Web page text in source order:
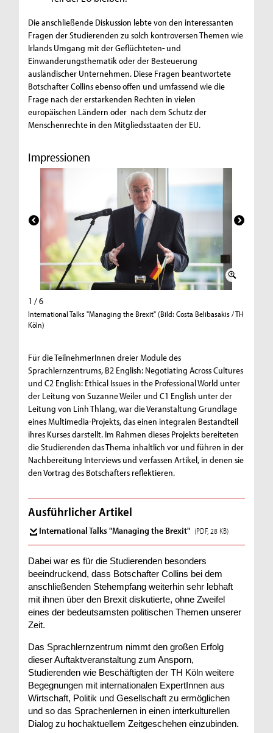
Die anschließende Diskussion lebte von den interessanten
Fragen der Studierenden zu solch kontroversen Themen wie
Irlands Umgang mit der Geflüchteten- und
Einwanderungsthematik oder der Besteuerung
ausländischer Unternehmen. Diese Fragen beantwortete
Botschafter Collins ebenso offen und umfassend wie die
Frage nach der erstarkenden Rechten in vielen
europäischen Ländern oder nach dem Schutz der
Menschenrechte in den Mitgliedsstaaten der EU.
Impressionen
1 / 6
International Talks "Managing the Brexit" (Bild: Costa Belibasakis / TH
Köln)
Für die TeilnehmerInnen dreier Module des
Sprachlernzentrums, B2 English: Negotiating Across Cultures
und C2 English: Ethical Issues in the Professional World unter
der Leitung von Suzanne Weiler und C1 English unter der
Leitung von Linh Thlang, war die Veranstaltung Grundlage
eines Multimedia-Projekts, das einen integralen Bestandteil
ihres Kurses darstellt. Im Rahmen dieses Projekts bereiteten
die Studierenden das Thema inhaltlich vor und führen in der
Nachbereitung Interviews und verfassen Artikel, in denen sie
den Vortrag des Botschafters reflektieren.
Ausführlicher Artikel
International Talks "Managing the Brexit" (PDF, 28 KB)
Dabei war es für die Studierenden besonders
beeindruckend, dass Botschafter Collins bei dem
anschließenden Stehempfang weiterhin sehr lebhaft
mit ihnen über den Brexit diskutierte, ohne Zweifel
eines der bedeutsamsten politischen Themen unserer
Zeit.
Das Sprachlernzentrum nimmt den großen Erfolg
dieser Auftaktveranstaltung zum Ansporn,
Studierenden wie Beschäftigten der TH Köln weitere
Begegnungen mit internationalen ExpertInnen aus
Wirtschaft, Politik und Gesellschaft zu ermöglichen
und so das Sprachenlernen in einen interkulturellen
Dialog zu hochaktuellem Zeitgeschehen einzubinden.